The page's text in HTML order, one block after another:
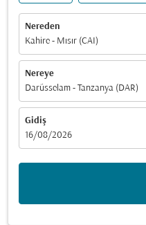
Nereden
Kahire - Mısır (CAI)
Nereye
Darüsselam - Tanzanya (DAR)
Gidiş
fc-booking-departure-date-aria-
16/08/2026